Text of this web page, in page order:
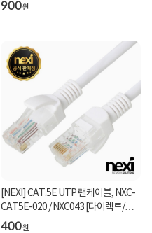
900원
[NEXI] CAT.5E UTP 랜케이블, NXC-
CAT5E-020 / NXC043 [다이렉트/단
선] [화이트/2m]
400원